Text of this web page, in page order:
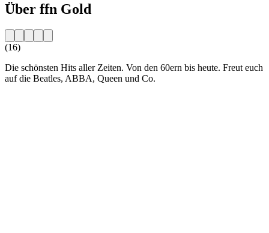
Über ffn Gold
(16)
Die schönsten Hits aller Zeiten. Von den 60ern bis heute. Freut euch
auf die Beatles, ABBA, Queen und Co.